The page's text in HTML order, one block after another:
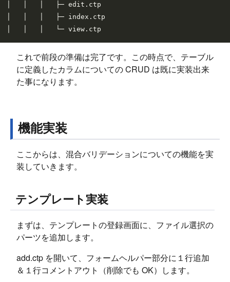
│   │   │   ├─ edit.ctp
│   │   │   ├─ index.ctp
これで前段の準備は完了です。この時点で、テーブル
に定義したカラムについての CRUD は既に実装出来
た事になります。
機能実装
ここからは、混合バリデーションについての機能を実
装していきます。
テンプレート実装
まずは、テンプレートの登録画面に、ファイル選択の
パーツを追加します。
add.ctp を開いて、フォームヘルパー部分に１行追加
＆１行コメントアウト（削除でも OK）します。